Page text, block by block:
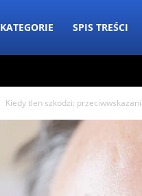
KATEGORIE SPIS TREŚCI
Kiedy tlen szkodzi: